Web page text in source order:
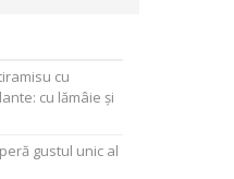
cu
cu lămâie și
gustul unic al